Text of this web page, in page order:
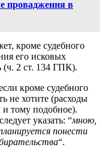
провадження в
кроме судебного
его исковых
(ч. 2 ст. 134 ГПК).
кроме судебного
не хотите (расходы
и тому подобное).
указать: “мною,
понести
“.